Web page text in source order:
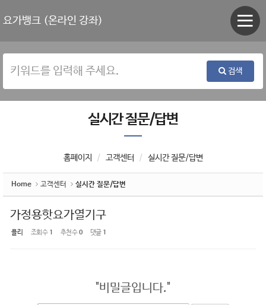
요가뱅크 (온라인 강좌)
검색
실시간 질문/답변
홈페이지 고객센터 실시간 질문/답변
Home 고객센터 실시간 질문/답변
가정용핫요가열기구
욜리 조회 수 1 추천 수0 댓글 1
"비밀글입니다."